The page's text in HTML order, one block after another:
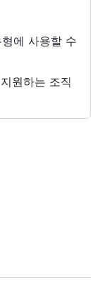
에 사용할 수
원하는 조직